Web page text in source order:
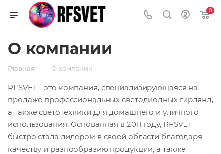
0
О компании
Главная — О компании
RFSVET - это компания, специализирующаяся на
продаже профессиональных светодиодных гирлянд,
а также светотехники для домашнего и уличного
использования. Основанная в 2011 году, RFSVET
быстро стала лидером в своей области благодаря
качеству и разнообразию продукции, а также